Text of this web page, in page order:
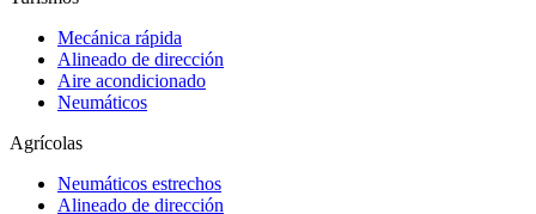
Mecánica rápida
Alineado de dirección
Aire acondicionado
Neumáticos
Agrícolas
Neumáticos estrechos
Alineado de dirección